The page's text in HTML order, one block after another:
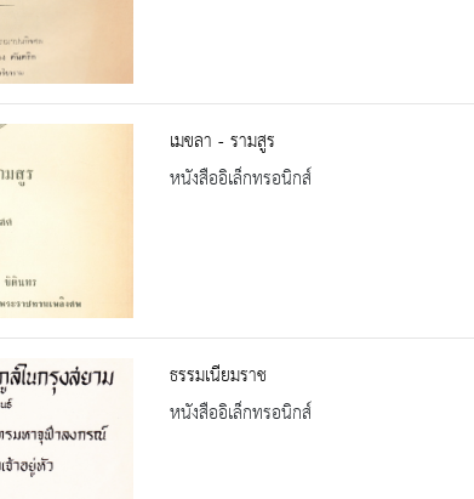
เมขลา - รามสูร
หนังสืออิเล็กทรอนิกส์
ธรรมเนียมราช
หนังสืออิเล็กทรอนิกส์